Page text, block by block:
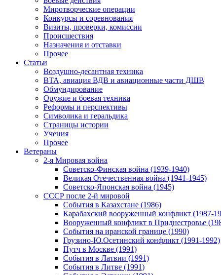
Миротворческие операции
Конкурсы и соревнования
Визиты, проверки, комиссии
Происшествия
Назначения и отставки
Прочее
Статьи
Воздушно-десантная техника
ВТА, авиация ВДВ и авиационные части ДШВ
Обмундирование
Оружие и боевая техника
Реформы и перспективы
Символика и геральдика
Страницы истории
Учения
Прочее
Ветераны
2-я Мировая война
Советско-Финская война (1939-1940)
Великая Отечественная война (1941-1945)
Советско-Японская война (1945)
СССР после 2-й мировой
События в Казахстане (1986)
Карабахский вооруженный конфликт (1987-
Вооруженный конфликт в Приднестровье
События на иранской границе (1990)
Грузино-Ю.Осетинский конфликт (1991-1992)
Путч в Москве (1991)
События в Латвии (1991)
События в Литве (1991)